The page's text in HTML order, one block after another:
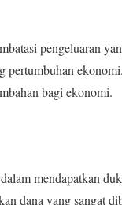
pengeluaran
pertumbuhan ekonomi.
bagi ekonomi.
mendapatkan
dana yang sangat